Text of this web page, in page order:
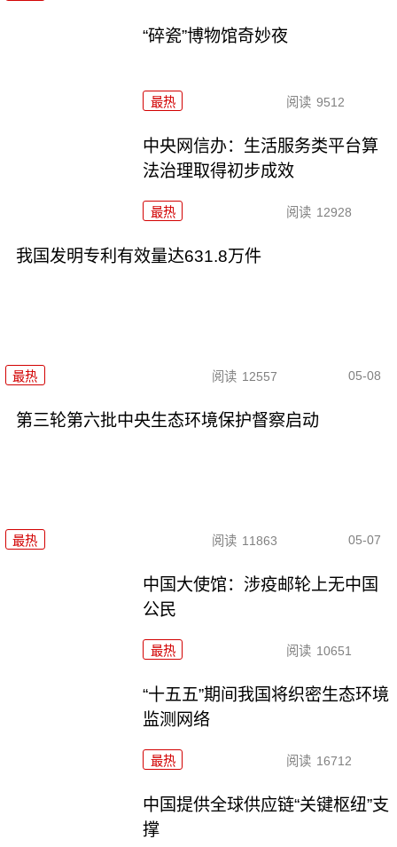
“碎瓷”博物馆奇妙夜
最热 阅读 9512
中央网信办：生活服务类平台算
法治理取得初步成效
最热 阅读 12928
我国发明专利有效量达631.8万件
最热 阅读 12557 05-08
第三轮第六批中央生态环境保护督察启动
最热 阅读 11863 05-07
中国大使馆：涉疫邮轮上无中国
公民
最热 阅读 10651
“十五五”期间我国将织密生态环境
监测网络
最热 阅读 16712
中国提供全球供应链“关键枢纽”支
撑